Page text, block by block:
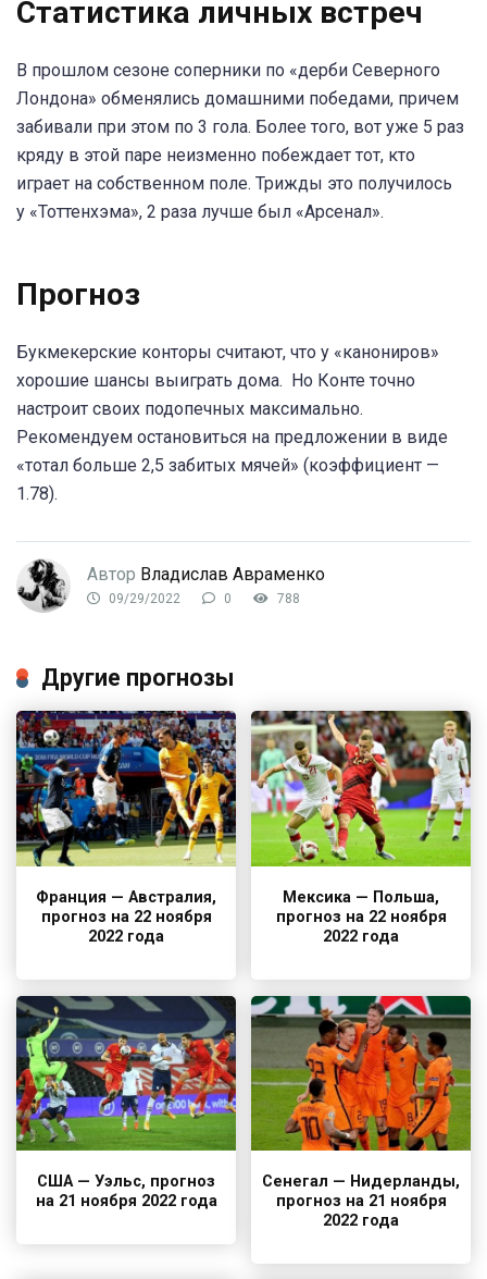
Статистика личных встреч
В прошлом сезоне соперники по «дерби Северного
Лондона» обменялись домашними победами, причем
забивали при этом по 3 гола. Более того, вот уже 5 раз
кряду в этой паре неизменно побеждает тот, кто
играет на собственном поле. Трижды это получилось
у «Тоттенхэма», 2 раза лучше был «Арсенал».
Прогноз
Букмекерские конторы считают, что у «канониров»
хорошие шансы выиграть дома. Но Конте точно
настроит своих подопечных максимально.
Рекомендуем остановиться на предложении в виде
«тотал больше 2,5 забитых мячей» (коэффициент —
1.78).
Автор Владислав Авраменко
09/29/2022 0 788
Другие прогнозы
Франция — Австралия,
прогноз на 22 ноября
2022 года
Мексика — Польша,
прогноз на 22 ноября
2022 года
США — Уэльс, прогноз
на 21 ноября 2022 года
Сенегал — Нидерланды,
прогноз на 21 ноября
2022 года